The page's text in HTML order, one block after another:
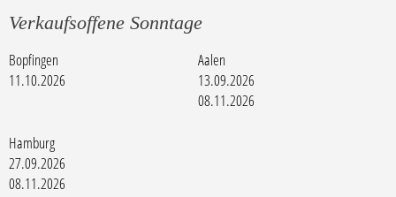
Verkaufsoffene Sonntage
Bopfingen
11.10.2026
Aalen
13.09.2026
08.11.2026
Hamburg
27.09.2026
08.11.2026